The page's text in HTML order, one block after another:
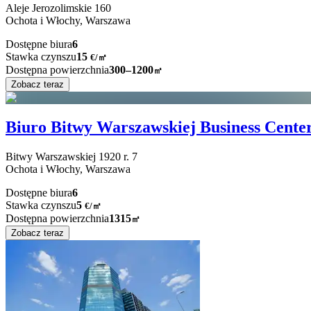
Aleje Jerozolimskie 160
Ochota i Włochy, Warszawa
Dostępne biura6
Stawka czynszu15 €/㎡
Dostępna powierzchnia300–1200㎡
Zobacz teraz
Biuro Bitwy Warszawskiej Business
Bitwy Warszawskiej 1920 r. 7
Ochota i Włochy, Warszawa
Dostępne biura6
Stawka czynszu5 €/㎡
Dostępna powierzchnia1315㎡
Zobacz teraz